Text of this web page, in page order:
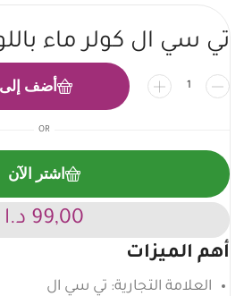
تي سي ال كولر ماء
أضف
OR
اشتر الآن
99,00 د.ا
أهم الميزات
العلامة التجارية: تي سي ال